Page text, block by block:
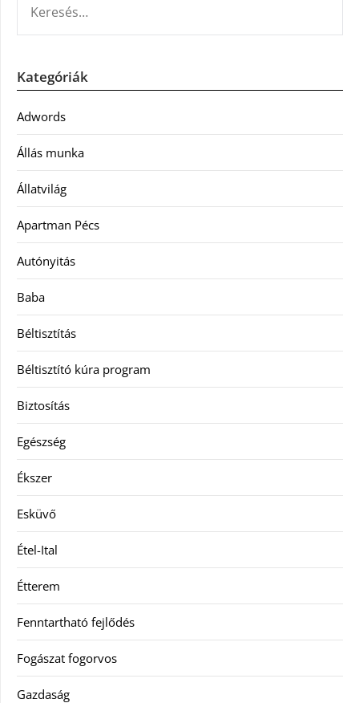
Kategóriák
Adwords
Állás munka
Állatvilág
Apartman Pécs
Autónyitás
Baba
Béltisztítás
Béltisztító kúra program
Biztosítás
Egészség
Ékszer
Esküvő
Étel-Ital
Étterem
Fenntartható fejlődés
Fogászat fogorvos
Gazdaság